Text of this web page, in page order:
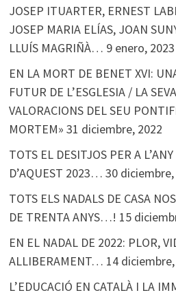
JOSEP ITUARTER, ERNEST
JOSEP MARIA ELÍAS, JOAN
LLUÍS MAGRIÑÀ… 9 enero, 2023
EN LA MORT DE BENET XVI:
FUTUR DE L’ESGLESIA / LA
VALORACIONS DEL SEU
MORTEM» 31 diciembre, 2022
TOTS EL DESITJOS PER A
D’AQUEST 2023… 30 diciembre,
TOTS ELS NADALS DE CASA
DE TRENTA ANYS…! 15
EN EL NADAL DE 2022: PLOR,
ALLIBERAMENT… 14
L’EDUCACIÓ EN CATALÀ I LA